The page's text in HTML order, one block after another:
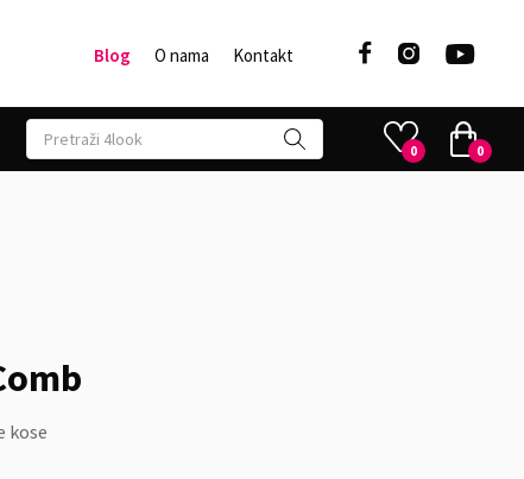
Blog O nama Kontakt   
0 0
kose